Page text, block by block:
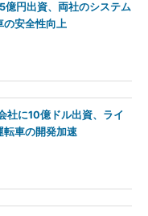
億円出資、両社のシステム
の安全性向上
社に10億ドル出資、ライ
転車の開発加速